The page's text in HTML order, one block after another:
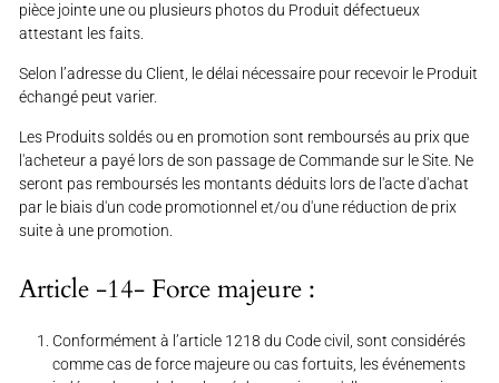
pièce jointe une ou plusieurs photos du Produit défectueux
attestant les faits.
Selon l’adresse du Client, le délai nécessaire pour recevoir le Produit
échangé peut varier.
Les Produits soldés ou en promotion sont remboursés au prix que
l'acheteur a payé lors de son passage de Commande sur le Site. Ne
seront pas remboursés les montants déduits lors de l'acte d'achat
par le biais d'un code promotionnel et/ou d'une réduction de prix
suite à une promotion.
Article -14- Force majeure :
Conformément à l’article 1218 du Code civil, sont considérés
comme cas de force majeure ou cas fortuits, les événements